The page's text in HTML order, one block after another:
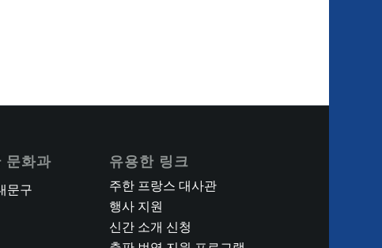
문화과
문구
유용한 링크
주한 프랑스 대사관
행사 지원
신간 소개 신청